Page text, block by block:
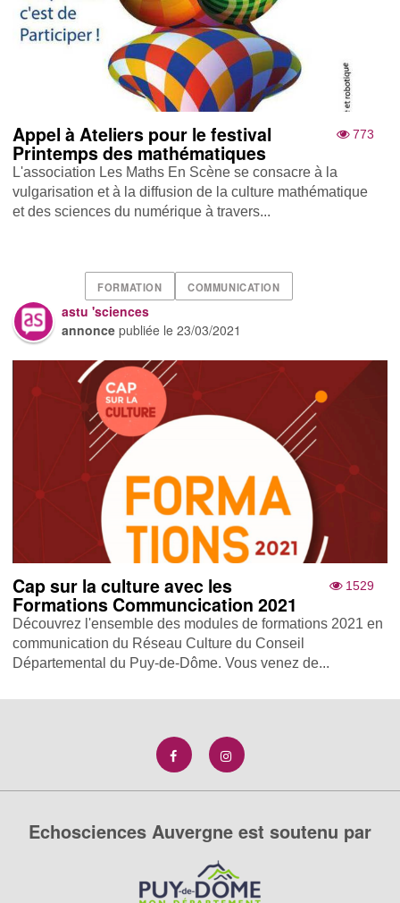
773
Appel à Ateliers pour le festival
Printemps des mathématiques
L'association Les Maths En Scène se consacre à la
vulgarisation et à la diffusion de la culture mathématique
et des sciences du numérique à travers...
FORMATION COMMUNICATION
astu 'sciences
annonce publiée le23/03/2021
1529
Cap sur la culture avec les
Formations Communcication 2021
Découvrez l'ensemble des modules de formations 2021 en
communication du Réseau Culture du Conseil
Départemental du Puy-de-Dôme. Vous venez de...
Echosciences Auvergne est soutenu par